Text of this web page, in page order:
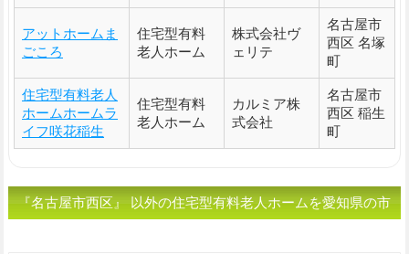
アットホームま
ごころ
住宅型有料
老人ホーム
株式会社ヴ
ェリテ
名古屋市
西区 名塚
町
住宅型有料老人
ホームホームラ
イフ咲花稲生
住宅型有料
老人ホーム
カルミア株
式会社
名古屋市
西区 稲生
町
『名古屋市西区』 以外の住宅型有料老人ホームを愛知県の市